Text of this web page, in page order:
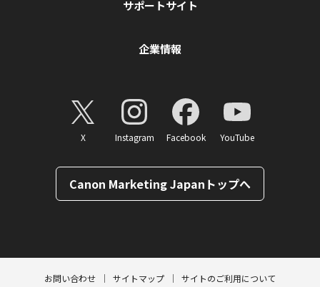
サポートサイト
企業情報
X Instagram Facebook YouTube
Canon Marketing Japanトップへ
お問い合わせ サイトマップ サイトのご利用について